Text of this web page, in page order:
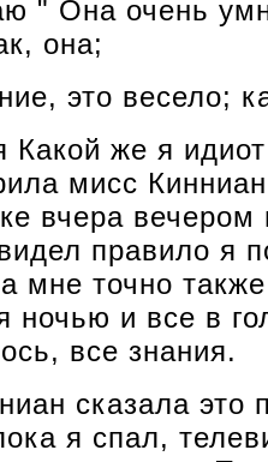
" Она очень
она;
это весело;
Какой же я
мисс
вчера
правило я
мне точно
ночью и все в
все знания.
сказала это
я спал,